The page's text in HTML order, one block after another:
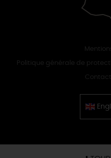
Politique générale de